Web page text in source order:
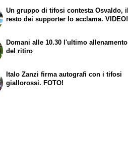
Un gruppo di tifosi contesta Osvaldo, il
resto dei supporter lo acclama. VIDEO!
Domani alle 10.30 l'ultimo allenamento
del ritiro
Italo Zanzi firma autografi con i tifosi
giallorossi. FOTO!